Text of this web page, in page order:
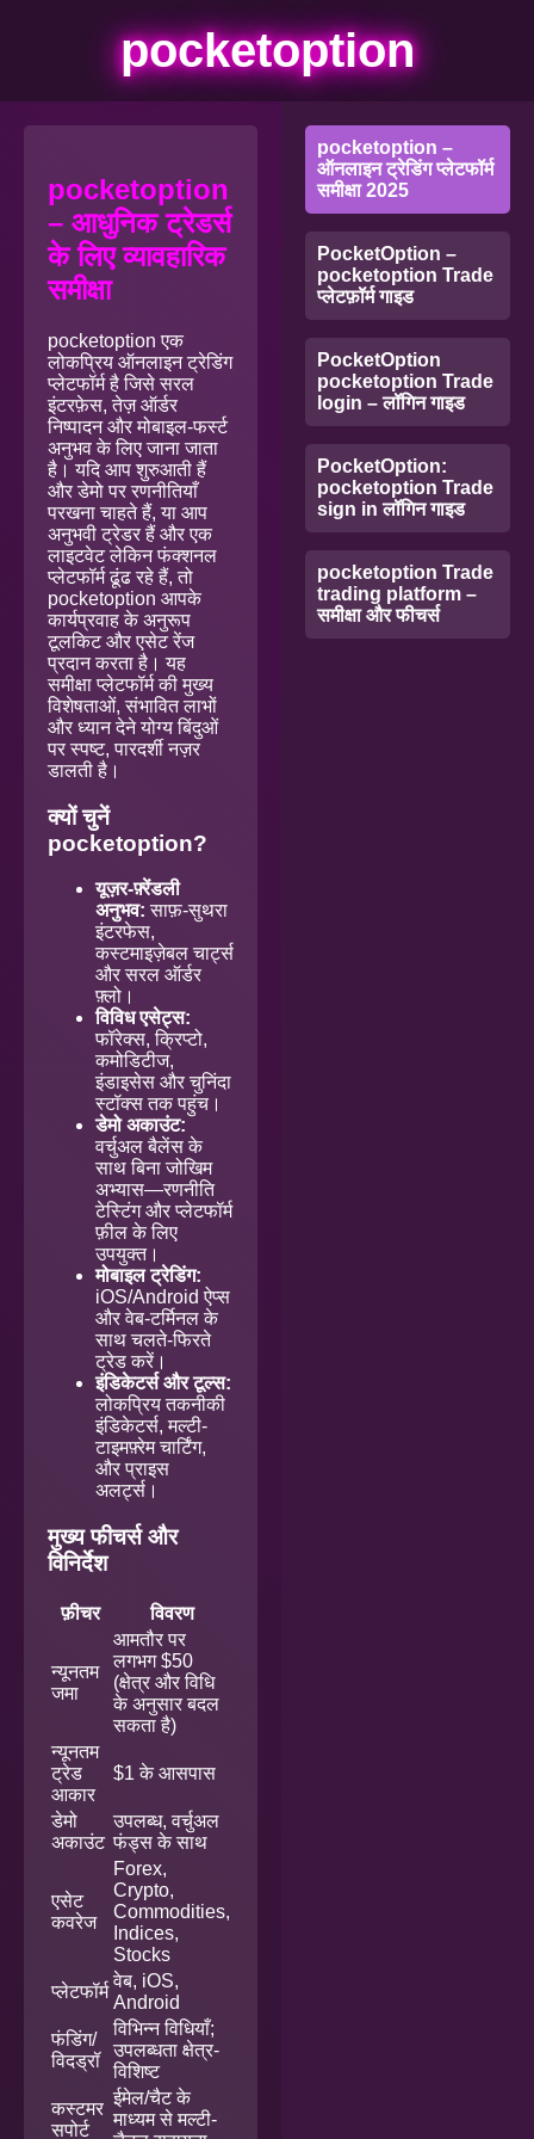
pocketoption
pocketoption
– आधुनिक ट्रेडर्स
के लिए व्यावहारिक
समीक्षा
pocketoption एक
लोकप्रिय ऑनलाइन ट्रेडिंग
प्लेटफॉर्म है जिसे सरल
इंटरफ़ेस, तेज़ ऑर्डर
निष्पादन और मोबाइल-फर्स्ट
अनुभव के लिए जाना जाता
है। यदि आप शुरुआती हैं
और डेमो पर रणनीतियाँ
परखना चाहते हैं, या आप
अनुभवी ट्रेडर हैं और एक
लाइटवेट लेकिन फंक्शनल
प्लेटफॉर्म ढूंढ रहे हैं, तो
pocketoption आपके
कार्यप्रवाह के अनुरूप
टूलकिट और एसेट रेंज
प्रदान करता है। यह
समीक्षा प्लेटफॉर्म की मुख्य
विशेषताओं, संभावित लाभों
और ध्यान देने योग्य बिंदुओं
पर स्पष्ट, पारदर्शी नज़र
डालती है।
क्यों चुनें
pocketoption?
यूज़र-फ़्रेंडली
अनुभव: साफ़-सुथरा
इंटरफेस,
कस्टमाइज़ेबल चार्ट्स
और सरल ऑर्डर
फ़्लो।
विविध एसेट्स:
फॉरेक्स, क्रिप्टो,
कमोडिटीज,
इंडाइसेस और चुनिंदा
स्टॉक्स तक पहुंच।
डेमो अकाउंट:
वर्चुअल बैलेंस के
साथ बिना जोखिम
अभ्यास—रणनीति
टेस्टिंग और प्लेटफॉर्म
फ़ील के लिए
उपयुक्त।
मोबाइल ट्रेडिंग:
iOS/Android ऐप्स
और वेब-टर्मिनल के
साथ चलते-फिरते
ट्रेड करें।
इंडिकेटर्स और टूल्स:
लोकप्रिय तकनीकी
इंडिकेटर्स, मल्टी-
टाइमफ़्रेम चार्टिंग,
और प्राइस
अलर्ट्स।
मुख्य फीचर्स और
विनिर्देश
फ़ीचर विवरण
न्यूनतम
जमा
आमतौर पर
लगभग $50
(क्षेत्र और विधि
के अनुसार बदल
सकता है)
न्यूनतम
ट्रेड
आकार
$1 के आसपास
डेमो
अकाउंट
उपलब्ध, वर्चुअल
फंड्स के साथ
एसेट
कवरेज
Forex,
Crypto,
Commodities,
Indices,
Stocks
प्लेटफॉर्म
वेब, iOS,
Android
फंडिंग/
विदड्रॉ
विभिन्न विधियाँ;
उपलब्धता क्षेत्र-
विशिष्ट
कस्टमर
सपोर्ट
ईमेल/चैट के
माध्यम से मल्टी-
pocketoption –
ऑनलाइन ट्रेडिंग प्लेटफॉर्म
समीक्षा 2025
PocketOption –
pocketoption Trade
प्लेटफ़ॉर्म गाइड
PocketOption
pocketoption Trade
login – लॉगिन गाइड
PocketOption:
pocketoption Trade
sign in लॉगिन गाइड
pocketoption Trade
trading platform –
समीक्षा और फीचर्स